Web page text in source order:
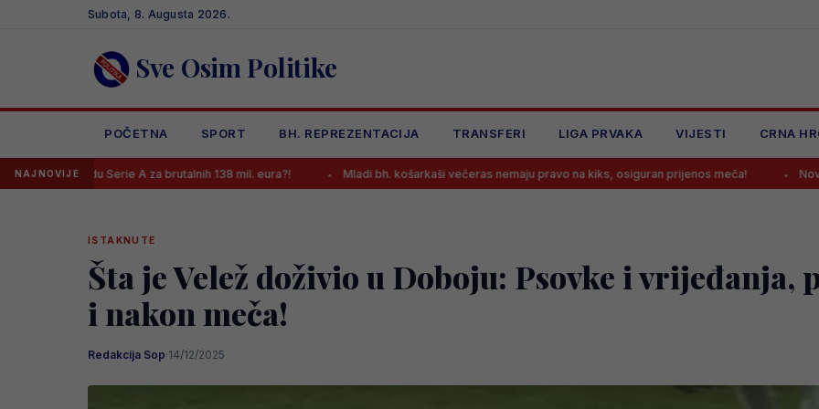
Subota, 8. Augusta 2026.
Sve Osim Politike
POČETNA SPORT BH. REPREZENTACIJA TRANSFERI LIGA PRVAKA VIJESTI CRNA
NAJNOVIJE
Serie A za brutalnih 138 mil. eura?! Mladi bh. košarkaši večeras nemaju pravo na kiks, osiguran prijenos meča! Novosti oko
ISTAKNUTE
Šta je Velež doživio u Doboju: Psovke i
i nakon meča!
Redakcija Sop·14/12/2025